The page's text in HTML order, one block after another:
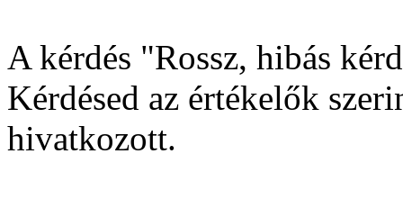
A kérdés "Rossz, hibás
Kérdésed az értékelők
hivatkozott.